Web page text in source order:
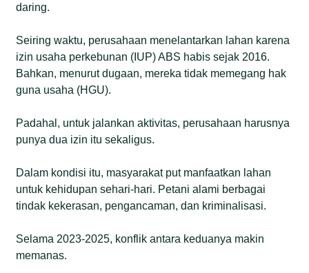
daring.
Seiring waktu, perusahaan menelantarkan lahan karena
izin usaha perkebunan (IUP) ABS habis sejak 2016.
Bahkan, menurut dugaan, mereka tidak memegang hak
guna usaha (HGU).
Padahal, untuk jalankan aktivitas, perusahaan harusnya
punya dua izin itu sekaligus.
Dalam kondisi itu, masyarakat put manfaatkan lahan
untuk kehidupan sehari-hari. Petani alami berbagai
tindak kekerasan, pengancaman, dan kriminalisasi.
Selama 2023-2025, konflik antara keduanya makin
memanas.